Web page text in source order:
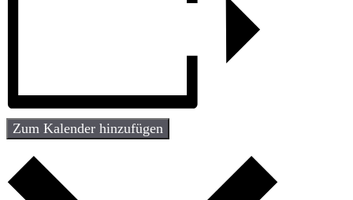
Zum Kalender hinzufügen